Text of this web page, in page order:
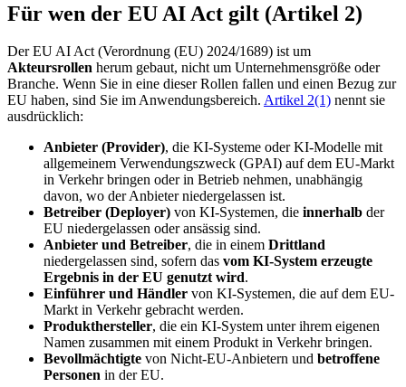
Für wen der EU AI Act gilt (Artikel 2)
Der EU AI Act (Verordnung (EU) 2024/1689) ist um
Akteursrollen herum gebaut, nicht um Unternehmensgröße oder
Branche. Wenn Sie in eine dieser Rollen fallen und einen Bezug zur
EU haben, sind Sie im Anwendungsbereich. Artikel 2(1) nennt sie
ausdrücklich:
Anbieter (Provider), die KI-Systeme oder KI-Modelle mit
allgemeinem Verwendungszweck (GPAI) auf dem EU-Markt
in Verkehr bringen oder in Betrieb nehmen, unabhängig
davon, wo der Anbieter niedergelassen ist.
Betreiber (Deployer) von KI-Systemen, die innerhalb der
EU niedergelassen oder ansässig sind.
Anbieter und Betreiber, die in einem Drittland
niedergelassen sind, sofern das vom KI-System erzeugte
Ergebnis in der EU genutzt wird.
Einführer und Händler von KI-Systemen, die auf dem EU-
Markt in Verkehr gebracht werden.
Produkthersteller, die ein KI-System unter ihrem eigenen
Namen zusammen mit einem Produkt in Verkehr bringen.
Bevollmächtigte von Nicht-EU-Anbietern und betroffene
Personen in der EU.